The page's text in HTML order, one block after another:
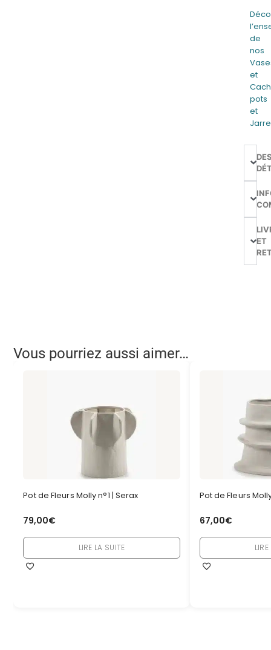
de
nos
et
pots
et
ET
Vous pourriez aussi aimer…
Pot de Fleurs Molly n°1 | Serax
79,00€
LIRE LA SUITE
Pot de Fleurs
67,00€